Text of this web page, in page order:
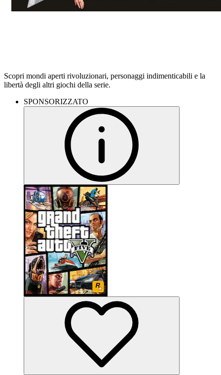
Scopri mondi aperti rivoluzionari, personaggi indimenticabili e la
libertà degli altri giochi della serie.
SPONSORIZZATO